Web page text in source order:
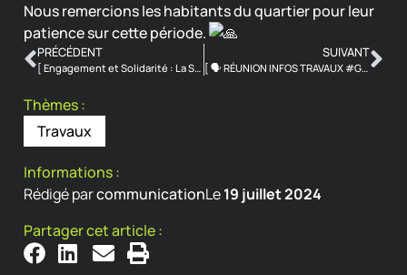
Nous remercions les habitants du quartier pour leur
patience sur cette période.
PRÉCÉDENT
[ Engagement et Solidarité : La SA HLM de l’Oise en Action ! ]
SUIVANT
[ 🗣 RÉUNION INFOS TRAVAUX #Guiscard ]
Thèmes :
Travaux
Informations :
Rédigé parcommunicationLe19 juillet 2024
Partager cet article :